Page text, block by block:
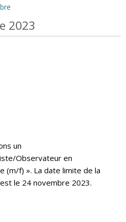
2023
un
Observateur en
(m/f) ». La date limite de la
le 24 novembre 2023.